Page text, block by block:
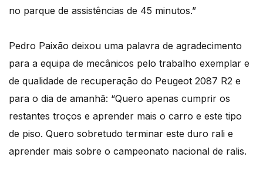
no parque de assistências de 45 minutos.”
Pedro Paixão deixou uma palavra de agradecimento
para a equipa de mecânicos pelo trabalho exemplar e
de qualidade de recuperação do Peugeot 2087 R2 e
para o dia de amanhã: “Quero apenas cumprir os
restantes troços e aprender mais o carro e este tipo
de piso. Quero sobretudo terminar este duro rali e
aprender mais sobre o campeonato nacional de ralis.